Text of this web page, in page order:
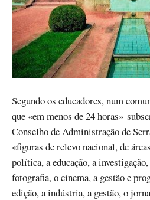
Segundo os educadores, num
que «em menos de 24 horas»
Conselho de Administração de
«figuras de relevo nacional, de
política, a educação, a
fotografia, o cinema, a gestão e
edição, a indústria, a gestão, o